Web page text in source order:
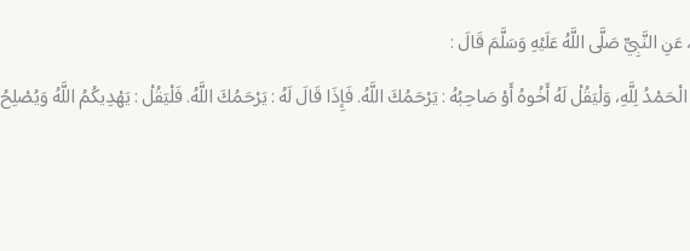
النَّبِيِّ صَلَّى اللَّهُ عَلَيْهِ وَسَلَّمَ قَالَ :
لِلَّهِ، وَلْيَقُلْ لَهُ أَخُوهُ أَوْ صَاحِبُهُ : يَرْحَمُكَ اللَّهُ. فَإِذَا قَالَ لَهُ : يَرْحَمُكَ اللَّهُ. فَلْيَقُلْ : يَهْدِيكُمُ اللَّهُ وَيُصْلِحُ